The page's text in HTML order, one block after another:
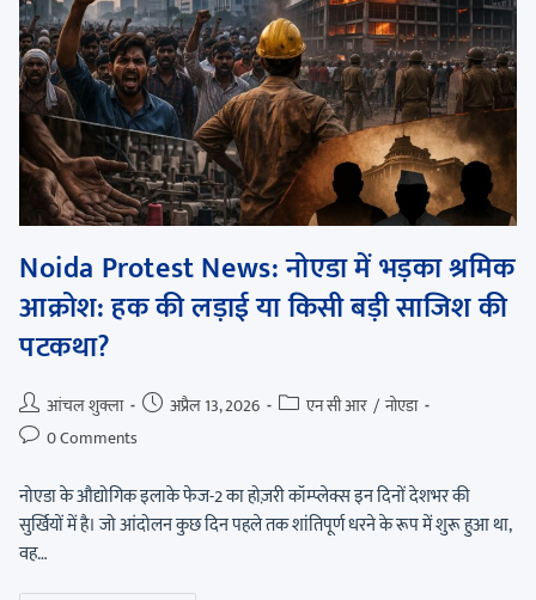
Noida Protest News: नोएडा में भड़का श्रमिक
आक्रोश: हक की लड़ाई या किसी बड़ी साजिश की
पटकथा?
आंचल शुक्ला अप्रैल 13, 2026 एन सी आर / नोएडा
0 Comments
नोएडा के औद्योगिक इलाके फेज-2 का होज़री कॉम्प्लेक्स इन दिनों देशभर की
सुर्खियों में है। जो आंदोलन कुछ दिन पहले तक शांतिपूर्ण धरने के रूप में शुरू हुआ था,
वह…